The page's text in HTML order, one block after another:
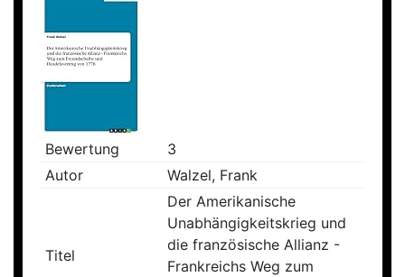
Bewertung
3
Autor
Walzel, Frank
Titel
Der Amerikanische
Unabhängigkeitskrieg und
die französische Allianz -
Frankreichs Weg zum